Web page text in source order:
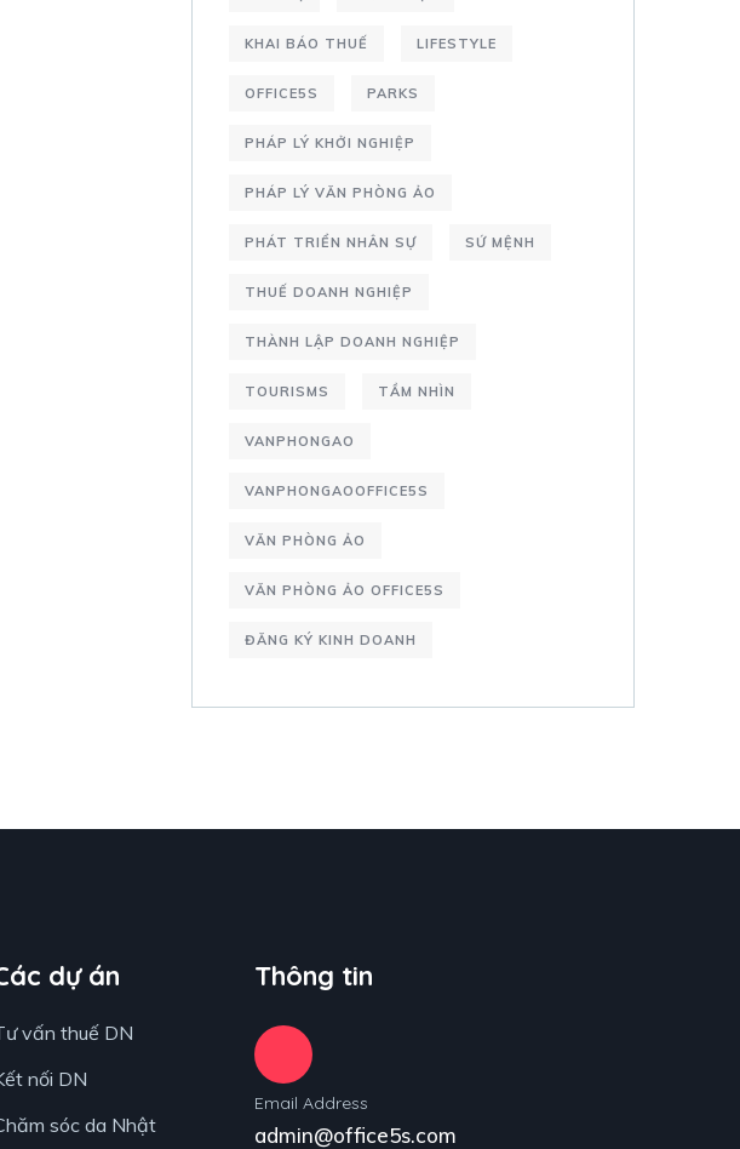
KHAI BÁO THUẾ LIFESTYLE
OFFICE5S PARKS
PHÁP LÝ KHỞI NGHIỆP
PHÁP LÝ VĂN PHÒNG ẢO
PHÁT TRIỂN NHÂN SỰ SỨ MỆNH
THUẾ DOANH NGHIỆP
THÀNH LẬP DOANH NGHIỆP
TOURISMS TẦM NHÌN
VANPHONGAO
VANPHONGAOOFFICE5S
VĂN PHÒNG ẢO
VĂN PHÒNG ẢO OFFICE5S
ĐĂNG KÝ KINH DOANH
dự án
vấn thuế DN
nối DN
sóc da Nhật
Thông tin
Email Address
admin@office5s.com